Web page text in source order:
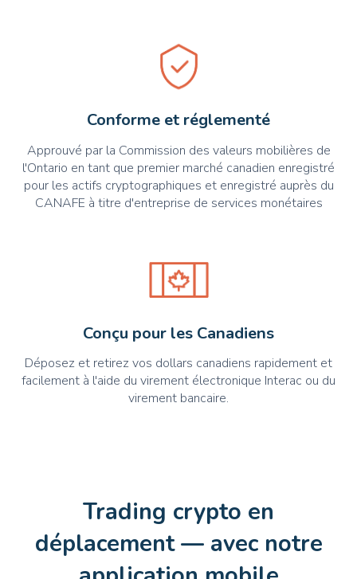
Conforme et réglementé
Approuvé par la Commission des valeurs mobilières de
l'Ontario en tant que premier marché canadien enregistré
pour les actifs cryptographiques et enregistré auprès du
CANAFE à titre d'entreprise de services monétaires
Conçu pour les Canadiens
Déposez et retirez vos dollars canadiens rapidement et
facilement à l'aide du virement électronique Interac ou du
virement bancaire.
Trading crypto en
déplacement — avec notre